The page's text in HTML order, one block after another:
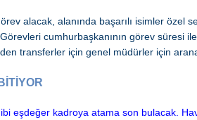
alacak, alanında başarılı isimler
cumhurbaşkanının görev süresi
transferler için genel müdürler için
eşdeğer kadroya atama son bulacak.